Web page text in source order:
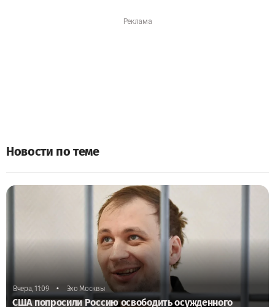
Новости по теме
Вчера, 11:09 • Эхо Москвы
США попросили Россию освободить осужденного